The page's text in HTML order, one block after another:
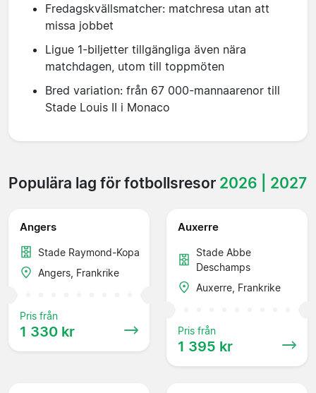
Fredagskvällsmatcher: matchresa utan att
missa jobbet
Ligue 1-biljetter tillgängliga även nära
matchdagen, utom till toppmöten
Bred variation: från 67 000-mannaarenor till
Stade Louis II i Monaco
Populära lag för fotbollsresor 2026 | 2027
Angers
Stade Raymond-Kopa
Angers, Frankrike
Pris från
1 330 kr
Auxerre
Stade Abbe
Deschamps
Auxerre, Frankrike
Pris från
1 395 kr